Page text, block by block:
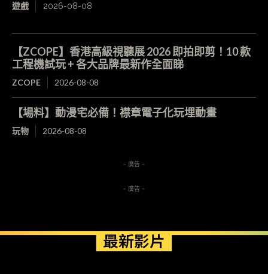
遊戲 2026-08-08
【ZCOPE】香港高級視聽展 2026 即拍即剪！10 款
工程機試玩 + 各大品牌最新作全面睇
ZCOPE 2026-08-08
【場料】動漫宅必備！襟章電子化玩埋動畫
玩物 2026-08-08
- 廣告 -
- 廣告 -
最新影片